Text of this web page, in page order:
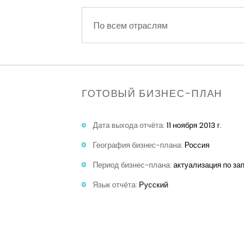
По всем отраслям
ГОТОВЫЙ БИЗНЕС-ПЛАН
Дата выхода отчёта: 11 ноября 2013 г.
География бизнес-плана: Россия
Период бизнес-плана: актуализация по
Язык отчёта: Русский